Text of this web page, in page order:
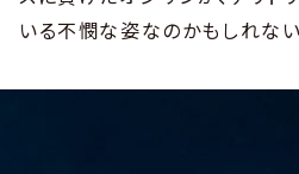
いる不憫な姿なのかもしれない